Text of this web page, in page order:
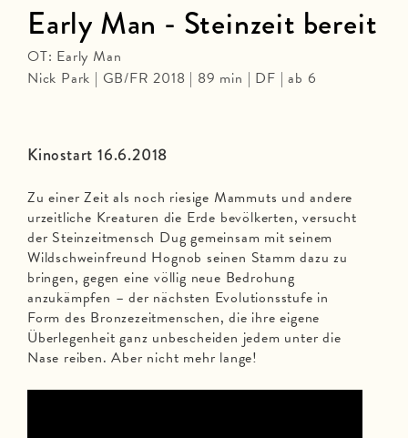
Kinostart 16.6.2018
Zu einer Zeit als noch riesige Mammuts und andere
urzeitliche Kreaturen die Erde bevölkerten, versucht
der Steinzeitmensch Dug gemeinsam mit seinem
Wildschweinfreund Hognob seinen Stamm dazu zu
bringen, gegen eine völlig neue Bedrohung
anzukämpfen – der nächsten Evolutionsstufe in
Form des Bronzezeitmenschen, die ihre eigene
Überlegenheit ganz unbescheiden jedem unter die
Nase reiben. Aber nicht mehr lange!
Early Man - Steinzeit bereit
OT: Early Man
Nick Park | GB/FR 2018 | 89 min | DF | ab 6